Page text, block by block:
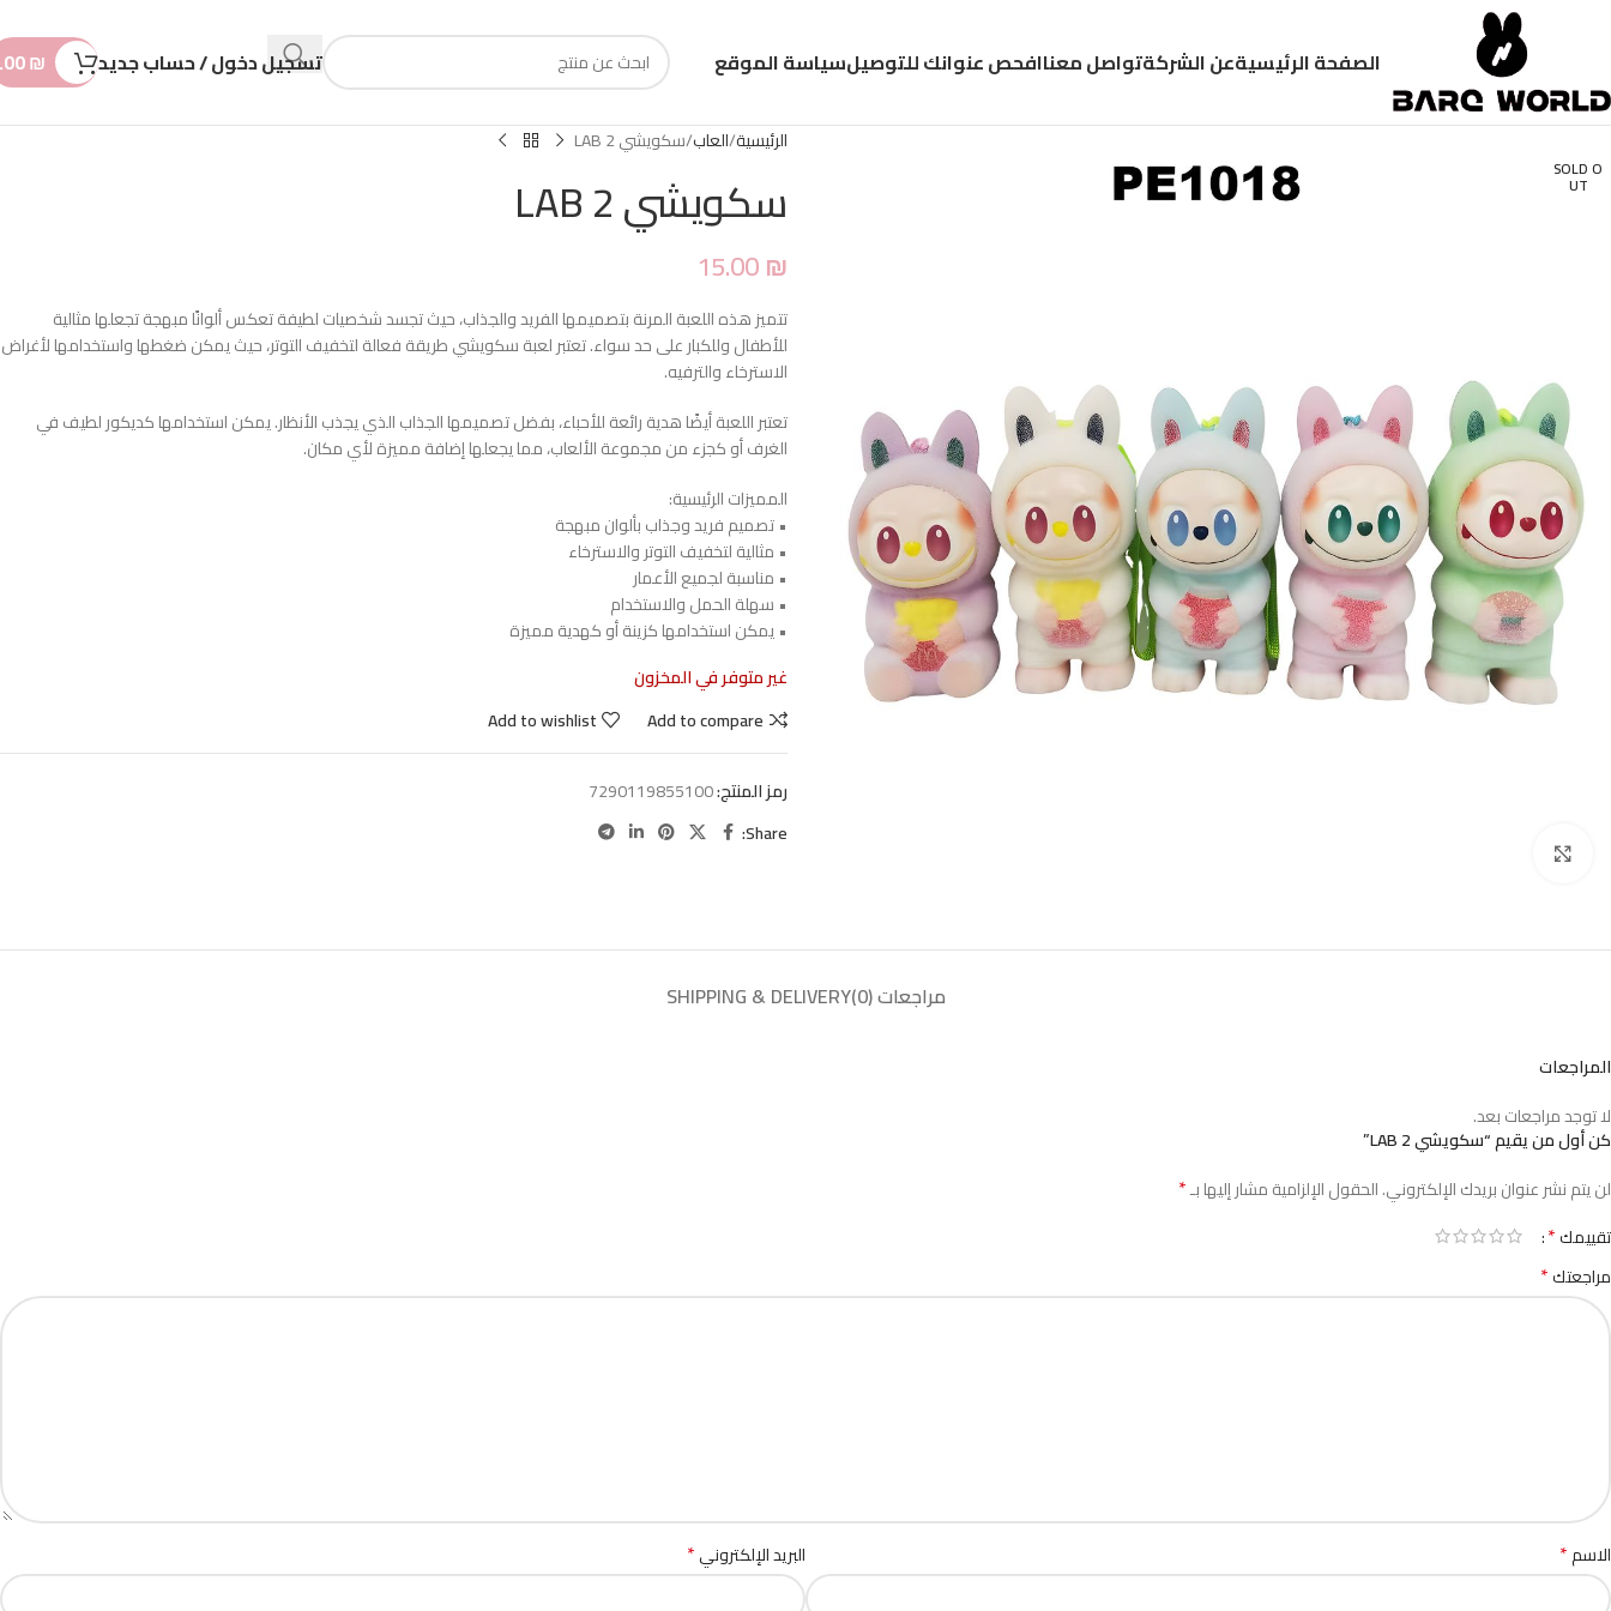
الصفحة الرئيسيةعن الشركةتواصل معناافحص عنوانك للتوصيلسياسة الموقع تسجيل دخول / حساب جديد ₪
SOLD O
UT
الرئيسية العاب سكويشي LAB 2
سكويشي LAB 2
15.00₪
تتميز هذه اللعبة المرنة بتصميمها الفريد والجذاب، حيث تجسد شخصيات لطيفة تعكس ألوانًا مبهجة تجعلها مثالية
للأطفال وللكبار على حد سواء. تعتبر لعبة سكويشي طريقة فعالة لتخفيف التوتر، حيث يمكن ضغطها واستخدامها لأغراض
الاسترخاء والترفيه.
تعتبر اللعبة أيضًا هدية رائعة للأحباء، بفضل تصميمها الجذاب الذي يجذب الأنظار. يمكن استخدامها كديكور لطيف في
الغرف أو كجزء من مجموعة الألعاب، مما يجعلها إضافة مميزة لأي مكان.
المميزات الرئيسية:
• تصميم فريد وجذاب بألوان مبهجة
• مثالية لتخفيف التوتر والاسترخاء
• مناسبة لجميع الأعمار
• سهلة الحمل والاستخدام
• يمكن استخدامها كزينة أو كهدية مميزة
غير متوفر في المخزون
Add to compare
Add to wishlist
رمز المنتج:7290119855100
Share:
مراجعات (0) SHIPPING & DELIVERY
المراجعات
لا توجد مراجعات بعد.
كن أول من يقيم “سكويشي LAB 2”
لن يتم نشر عنوان بريدك الإلكتروني.الحقول الإلزامية مشار إليها بـ*
تقييمك*
مراجعتك*
الاسم* البريد الإلكتروني*